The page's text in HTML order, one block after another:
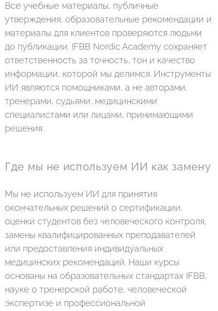
Все учебные материалы, публичные
утверждения, образовательные рекомендации и
материалы для клиентов проверяются людьми
до публикации. IFBB Nordic Academy сохраняет
ответственность за точность, тон и качество
информации, которой мы делимся. Инструменты
ИИ являются помощниками, а не авторами,
тренерами, судьями, медицинскими
специалистами или лицами, принимающими
решения.
Где мы не используем ИИ как замену
Мы не используем ИИ для принятия
окончательных решений о сертификации,
оценки студентов без человеческого контроля,
замены квалифицированных преподавателей
или предоставления индивидуальных
медицинских рекомендаций. Наши курсы
основаны на образовательных стандартах IFBB,
науке о тренерской работе, человеческой
экспертизе и профессиональной